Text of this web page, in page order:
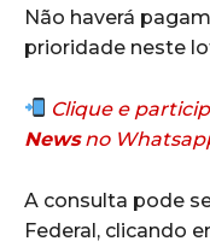
Não haverá
prioridade neste
Clique e
Newsno
A consulta pode
Federal, clicando